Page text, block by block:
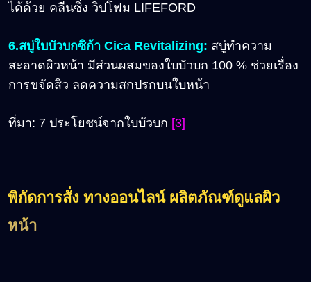
ได้ด้วย คลีนซิ่ง วิปโฟม LIFEFORD
6.สบู่ใบบัวบกซิก้า Cica Revitalizing: สบู่ทำความ
สะอาดผิวหน้า มีส่วนผสมของใบบัวบก 100 % ช่วยเรื่อง
การขจัดสิว ลดความสกปรกบนใบหน้า
ที่มา: 7 ประโยชน์จากใบบัวบก [3]
พิกัดการสั่ง ทางออนไลน์ ผลิตภัณฑ์ดูแลผิว
หน้า